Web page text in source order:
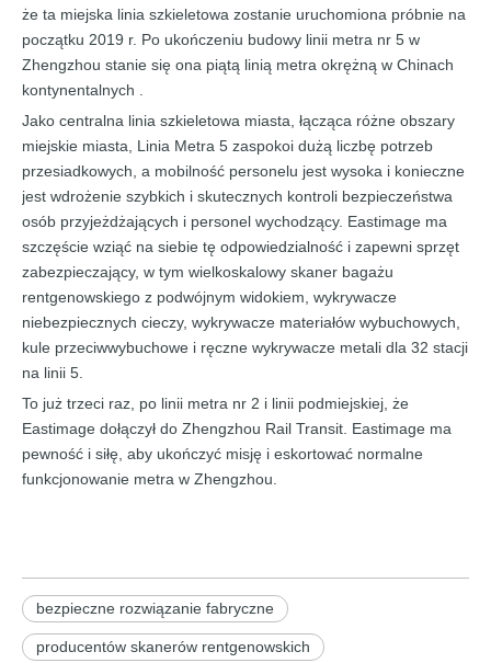
że ta miejska linia szkieletowa zostanie uruchomiona próbnie na
początku 2019 r. Po ukończeniu budowy linii metra nr 5 w
Zhengzhou stanie się ona piątą linią metra okrężną w Chinach
kontynentalnych .
Jako centralna linia szkieletowa miasta, łącząca różne obszary
miejskie miasta, Linia Metra 5 zaspokoi dużą liczbę potrzeb
przesiadkowych, a mobilność personelu jest wysoka i konieczne
jest wdrożenie szybkich i skutecznych kontroli bezpieczeństwa
osób przyjeżdżających i personel wychodzący. Eastimage ma
szczęście wziąć na siebie tę odpowiedzialność i zapewni sprzęt
zabezpieczający, w tym wielkoskalowy skaner bagażu
rentgenowskiego z podwójnym widokiem, wykrywacze
niebezpiecznych cieczy, wykrywacze materiałów wybuchowych,
kule przeciwwybuchowe i ręczne wykrywacze metali dla 32 stacji
na linii 5.
To już trzeci raz, po linii metra nr 2 i linii podmiejskiej, że
Eastimage dołączył do Zhengzhou Rail Transit. Eastimage ma
pewność i siłę, aby ukończyć misję i eskortować normalne
funkcjonowanie metra w Zhengzhou.
bezpieczne rozwiązanie fabryczne
producentów skanerów rentgenowskich